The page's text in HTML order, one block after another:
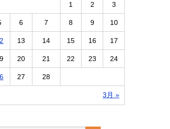
3月 »
1 2 3
6 7 8 9 10
13 14 15 16 17
20 21 22 23 24
27 28